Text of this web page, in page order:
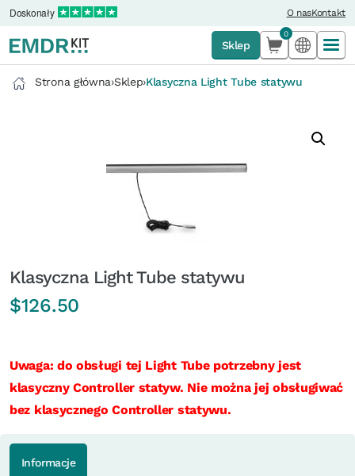
Doskonały O nasKontakt
Sklep
0
Strona główna›Sklep›Klasyczna Light Tube statywu
Klasyczna Light Tube statywu
$126.50
Uwaga: do obsługi tej Light Tube potrzebny jest
klasyczny Controller statyw. Nie można jej obsługiwać
bez klasycznego Controller statywu.
Informacje